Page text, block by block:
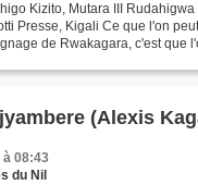
Kizito, Mutara III
Presse, Kigali Ce que l'on
de Rwakagara, c'est que
(Alexis
à 08:43
du Nil